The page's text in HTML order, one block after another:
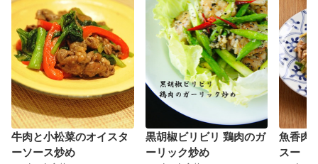
牛肉と小松菜のオイスタ
ーソース炒め
黒胡椒ビリビリ 鶏肉のガ
ーリック炒め
魚香肉
スー